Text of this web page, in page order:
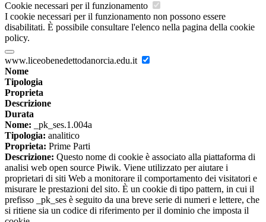
Cookie necessari per il funzionamento
I cookie necessari per il funzionamento non possono essere
disabilitati. È possibile consultare l'elenco nella pagina della cookie
policy.
www.liceobenedettodanorcia.edu.it
Nome
Tipologia
Proprieta
Descrizione
Durata
Nome: _pk_ses.1.004a
Tipologia: analitico
Proprieta: Prime Parti
Descrizione: Questo nome di cookie è associato alla piattaforma di
analisi web open source Piwik. Viene utilizzato per aiutare i
proprietari di siti Web a monitorare il comportamento dei visitatori e
misurare le prestazioni del sito. È un cookie di tipo pattern, in cui il
prefisso _pk_ses è seguito da una breve serie di numeri e lettere, che
si ritiene sia un codice di riferimento per il dominio che imposta il